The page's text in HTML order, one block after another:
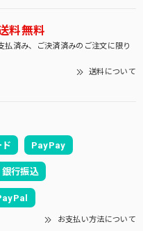
料無料
済み、ご決済済みのご注文に限り
送料について
PayPay
銀行振込
お支払い方法について